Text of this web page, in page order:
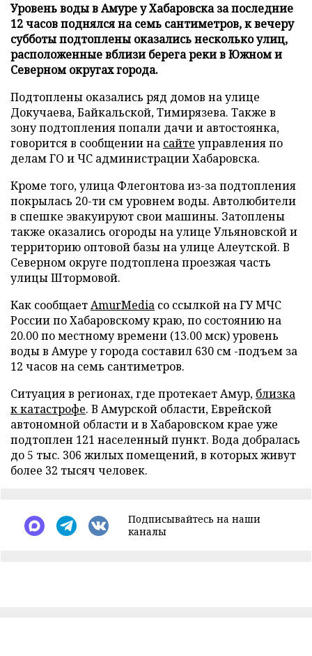
Уровень воды в Амуре у Хабаровска за последние
12 часов поднялся на семь сантиметров, к вечеру
субботы подтоплены оказались несколько улиц,
расположенные вблизи берега реки в Южном и
Северном округах города.
Подтоплены оказались ряд домов на улице
Докучаева, Байкальской, Тимирязева. Также в
зону подтопления попали дачи и автостоянка,
говорится в сообщении на сайте управления по
делам ГО и ЧС администрации Хабаровска.
Кроме того, улица Флегонтова из-за подтопления
покрылась 20-ти см уровнем воды. Автолюбители
в спешке эвакуируют свои машины. Затоплены
также оказались огороды на улице Ульяновской и
территорию оптовой базы на улице Алеутской. В
Северном округе подтоплена проезжая часть
улицы Штормовой.
Как сообщаетAmurMedia со ссылкой на ГУ МЧС
России по Хабаровскому краю, по состоянию на
20.00 по местному времени (13.00 мск) уровень
воды в Амуре у города составил 630 см -подъем за
12 часов на семь сантиметров.
Ситуация в регионах, где протекает Амур, близка
к катастрофе. В Амурской области, Еврейской
автономной области и в Хабаровском крае уже
подтоплен 121 населенный пункт. Вода добралась
до 5 тыс. 306 жилых помещений, в которых живут
более 32 тысяч человек.
Подписывайтесь на наши
каналы